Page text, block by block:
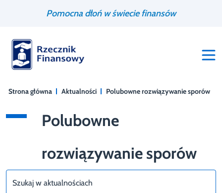
Pomocna dłoń w świecie finansów
Strona główna Aktualności Polubowne rozwiązywanie sporów
Polubowne
rozwiązywanie sporów